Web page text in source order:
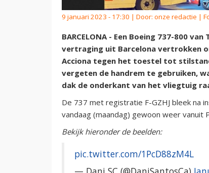
9 januari 2023 - 17:30 | Door: onze redactie |
BARCELONA - Een Boeing 737-800
vertraging uit Barcelona vertrokken
Acciona tegen het toestel tot
vergeten de handrem te gebruiken,
dak de onderkant van het vliegtuig
De 737 met registratie F-GZHJ bleek na
vandaag (maandag) gewoon weer vanuit
Bekijk hieronder de beelden:
pic.twitter.com/1PcD88zM4L